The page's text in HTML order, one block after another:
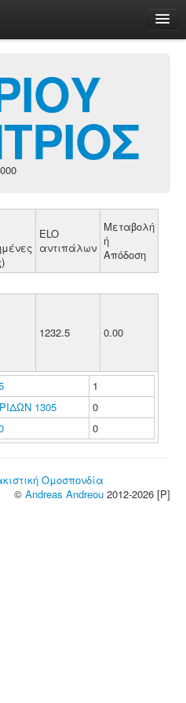
ELO
αντιπάλων
Μεταβολή
ή
Απόδοση
1232.5 0.00
1
1305
0
0
Ομοσπονδία
© Andreas Andreou 2012-2026 [P]